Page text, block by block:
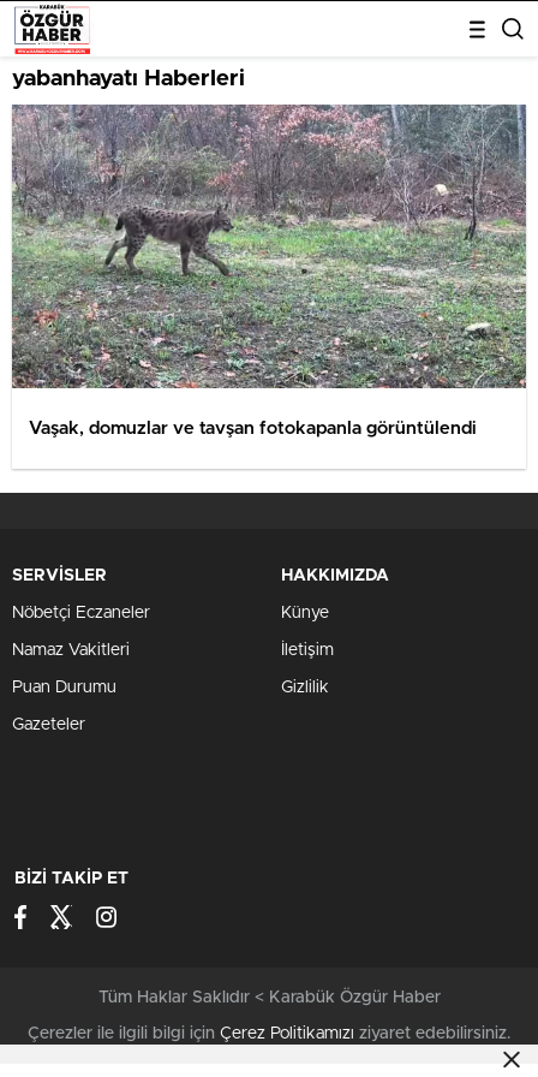
yabanhayatı Haberleri
Vaşak, domuzlar ve tavşan fotokapanla görüntülendi
SERVİSLER
Nöbetçi Eczaneler
Namaz Vakitleri
Puan Durumu
Gazeteler
HAKKIMIZDA
Künye
İletişim
Gizlilik
BİZİ TAKİP ET
Tüm Haklar Saklıdır < Karabük Özgür Haber
Çerezler ile ilgili bilgi için Çerez Politikamızı ziyaret edebilirsiniz.